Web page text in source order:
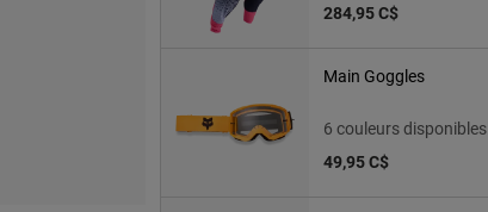
284,95 C$
Main Goggles
6 couleurs disponibles
49,95 C$